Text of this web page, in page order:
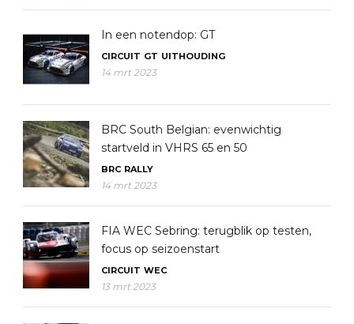
In een notendop: GT
CIRCUIT GT UITHOUDING
14 mrt 2023
BRC South Belgian: evenwichtig
startveld in VHRS 65 en 50
BRC RALLY
14 mrt 2023
FIA WEC Sebring: terugblik op testen,
focus op seizoenstart
CIRCUIT WEC
13 mrt 2023